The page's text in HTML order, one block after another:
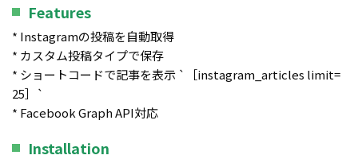
Features
* Instagramの投稿を自動取得
* カスタム投稿タイプで保存
* ショートコードで記事を表示 `［instagram_articles limit=
25］`
* Facebook Graph API対応
Installation